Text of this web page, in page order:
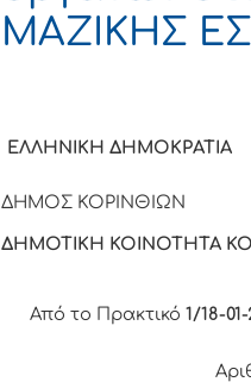
ΜΑΖΙΚΗΣ
ΕΛΛΗΝΙΚΗ
ΔΗΜΟΣ
ΔΗΜΟΤΙΚΗ ΚΟΙΝΟΤΗΤΑ
Από το Πρακτικό 1/18-
Αριθμός